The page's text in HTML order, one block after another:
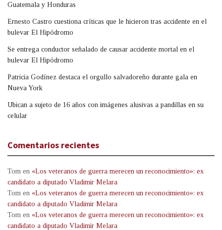
Guatemala y Honduras
Ernesto Castro cuestiona críticas que le hicieron tras accidente en el
bulevar El Hipódromo
Se entrega conductor señalado de causar accidente mortal en el
bulevar El Hipódromo
Patricia Godínez destaca el orgullo salvadoreño durante gala en
Nueva York
Ubican a sujeto de 16 años con imágenes alusivas a pandillas en su
celular
Comentarios recientes
Tom en «Los veteranos de guerra merecen un reconocimiento»: ex
candidato a diputado Vladimir Melara
Tom en «Los veteranos de guerra merecen un reconocimiento»: ex
candidato a diputado Vladimir Melara
Tom en «Los veteranos de guerra merecen un reconocimiento»: ex
candidato a diputado Vladimir Melara